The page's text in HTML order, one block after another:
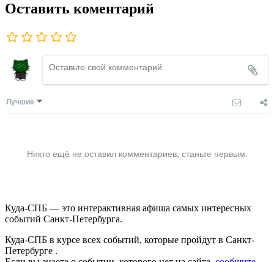
Оставить коментарий
Лучшие
Никто ещё не оставил комментариев, станьте первым.
Куда-СПБ — это интерактивная афиша самых интересных
событий Санкт-Петербурга.
Куда-СПБ в курсе всех событий, которые пройдут в Санкт-
Петербурге .